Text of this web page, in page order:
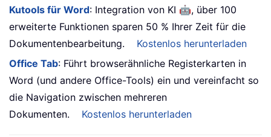
Kutools für Word: Integration von KI 🤖, über 100
erweiterte Funktionen sparen 50 % Ihrer Zeit für die
Dokumentenbearbeitung.
Kostenlos herunterladen
Office Tab: Führt browserähnliche Registerkarten in
Word (und andere Office-Tools) ein und vereinfacht so
die Navigation zwischen mehreren
Dokumenten.
Kostenlos herunterladen